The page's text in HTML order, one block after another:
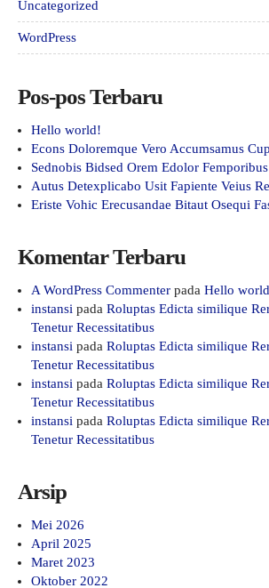
Uncategorized
WordPress
Pos-pos Terbaru
Hello world!
Econs Doloremque Vero Accumsamus
Sednobis Bidsed Orem Edolor
Autus Detexplicabo Usit Fapiente Veius
Eriste Vohic Erecusandae Bitaut Osequi
Komentar Terbaru
A WordPress Commenter pada Hello
instansi pada Roluptas Edicta similique
Tenetur Recessitatibus
instansi pada Roluptas Edicta similique
Tenetur Recessitatibus
instansi pada Roluptas Edicta similique
Tenetur Recessitatibus
instansi pada Roluptas Edicta similique
Tenetur Recessitatibus
Arsip
Mei 2026
April 2025
Maret 2023
Oktober 2022